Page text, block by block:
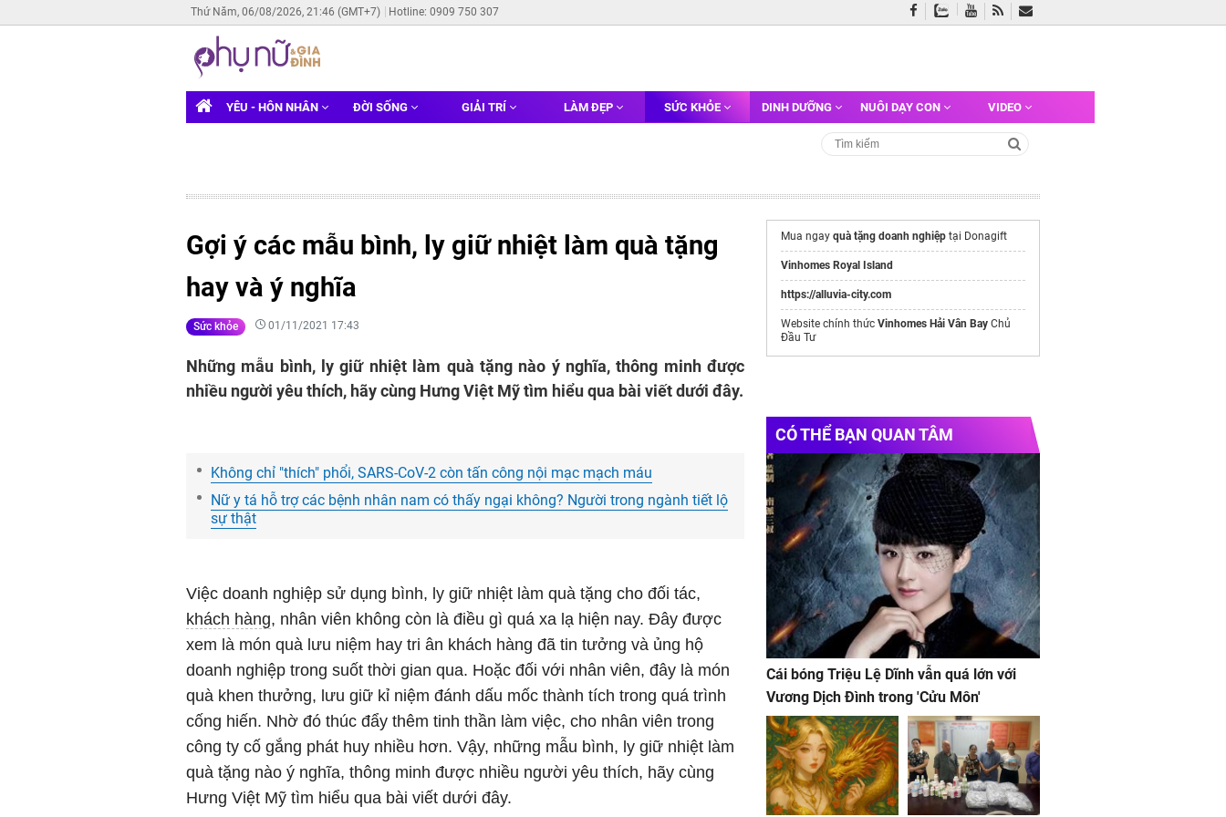
Thứ Năm, 06/08/2026, 21:46 (GMT+7) Hotline: 0909 750 307
YÊU - HÔN NHÂN ĐỜI SỐNG GIẢI TRÍ LÀM ĐẸP SỨC KHỎE DINH DƯỠNG NUÔI DẠY CON VIDEO
Gợi ý các mẫu bình, ly giữ nhiệt làm quà tặng
hay và ý nghĩa
Sức khỏe 01/11/2021 17:43
Những mẫu bình, ly giữ nhiệt làm quà tặng nào ý nghĩa, thông minh được
nhiều người yêu thích, hãy cùng Hưng Việt Mỹ tìm hiểu qua bài viết dưới đây.
Không chỉ "thích" phổi, SARS-CoV-2 còn tấn công nội mạc mạch máu
Nữ y tá hỗ trợ các bệnh nhân nam có thấy ngại không? Người trong ngành tiết lộ
sự thật
Việc doanh nghiệp sử dụng bình, ly giữ nhiệt làm quà tặng cho đối tác,
khách hàng, nhân viên không còn là điều gì quá xa lạ hiện nay. Đây được
xem là món quà lưu niệm hay tri ân khách hàng đã tin tưởng và ủng hộ
doanh nghiệp trong suốt thời gian qua. Hoặc đối với nhân viên, đây là món
quà khen thưởng, lưu giữ kỉ niệm đánh dấu mốc thành tích trong quá trình
cống hiến. Nhờ đó thúc đẩy thêm tinh thần làm việc, cho nhân viên trong
công ty cố gắng phát huy nhiều hơn. Vậy, những mẫu bình, ly giữ nhiệt làm
quà tặng nào ý nghĩa, thông minh được nhiều người yêu thích, hãy cùng
Hưng Việt Mỹ tìm hiểu qua bài viết dưới đây.
Mua ngay quà tặng doanh nghiệp tại Donagift
Vinhomes Royal Island
https://alluvia-city.com
Website chính thức Vinhomes Hải Vân Bay Chủ
Đầu Tư
CÓ THỂ BẠN QUAN TÂM
Cái bóng Triệu Lệ Dĩnh vẫn quá lớn với
Vương Dịch Đình trong 'Cửu Môn'